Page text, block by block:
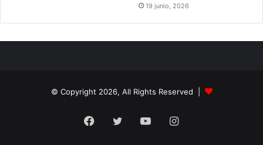
19 junio, 2026
© Copyright 2026, All Rights Reserved |
Facebook
TwitterYouTubeInstagram